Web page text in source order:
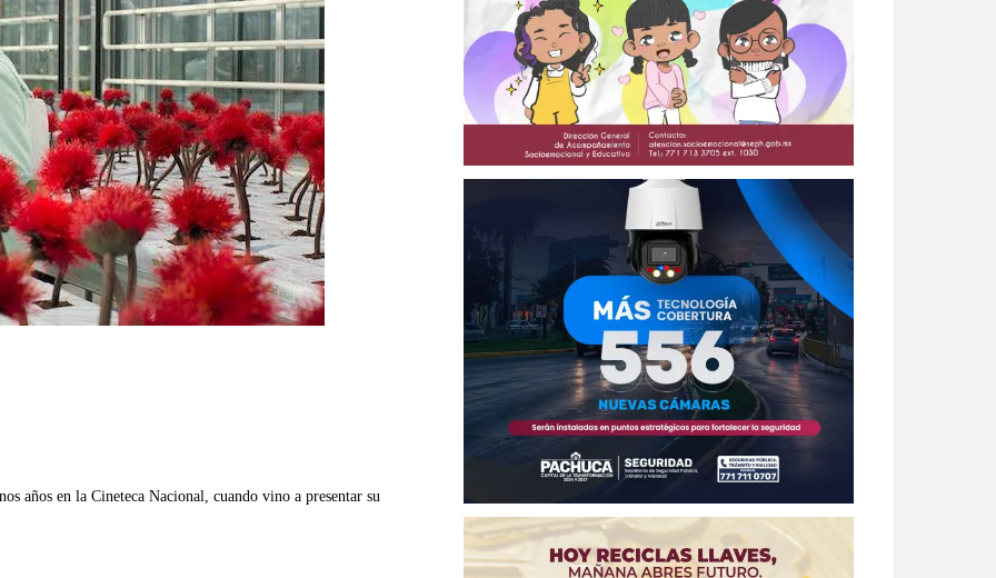
años en la Cineteca Nacional, cuando vino a presentar su